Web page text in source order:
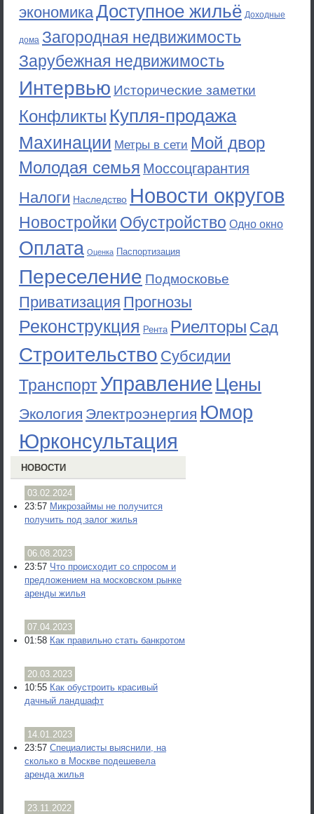
экономикаДоступное жильё Доходные
дома Загородная недвижимость
Зарубежная недвижимость
Интервью Исторические заметки
Конфликты Купля-продажа
Махинации Метры в сети Мой двор
Молодая семья Моссоцгарантия
Налоги Наследство Новости округов
Новостройки Обустройство Одно окно
Оплата Оценка Паспортизация
Переселение Подмосковье
Приватизация Прогнозы
Реконструкция Рента Риелторы Сад
Строительство Субсидии
ТранспортУправление Цены
Экология Электроэнергия Юмор
Юрконсультация
НОВОСТИ
03.02.2024
23:57 Микрозаймы не получится
получить под залог жилья
06.08.2023
23:57 Что происходит со спросом и
предложением на московском рынке
аренды жилья
07.04.2023
01:58 Как правильно стать банкротом
20.03.2023
10:55 Как обустроить красивый
дачный ландшафт
14.01.2023
23:57 Специалисты выяснили, на
сколько в Москве подешевела
аренда жилья
23.11.2022